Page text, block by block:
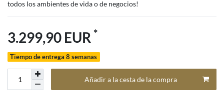
todos los ambientes de vida o de negocios!
3.299,90 EUR *
Tiempo de entrega 8 semanas
Añadir a la cesta de la compra